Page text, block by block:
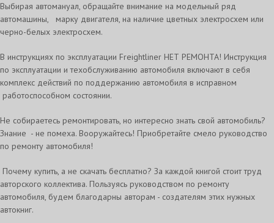
Выбирая автомануал, обращайте внимание на модельный ряд
автомашины, марку двигателя, на наличие цветных электросхем или
черно-белых электросхем.
В инструкциях по эксплуатации Freightliner НЕТ РЕМОНТА! Инструкция
по эксплуатации и техобслуживанию автомобиля включают в себя
комплекс действий по поддержанию автомобиля в исправном
работоспособном состоянии.
Не собираетесь ремонтировать, но интересно знать свой автомобиль?
Знание - не помеха. Вооружайтесь! Приобретайте смело руководство
по ремонту автомобиля!
Почему купить, а не скачать бесплатно? За каждой книгой стоит труд
авторского коллектива. Пользуясь руководством по ремонту
автомобиля, будем благодарны авторам - создателям этих нужных
автокниг.